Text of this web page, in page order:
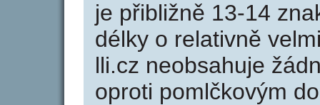
je přibližně 13-14
délky o relativně
lli.cz neobsahuje
oproti pomlčkovým